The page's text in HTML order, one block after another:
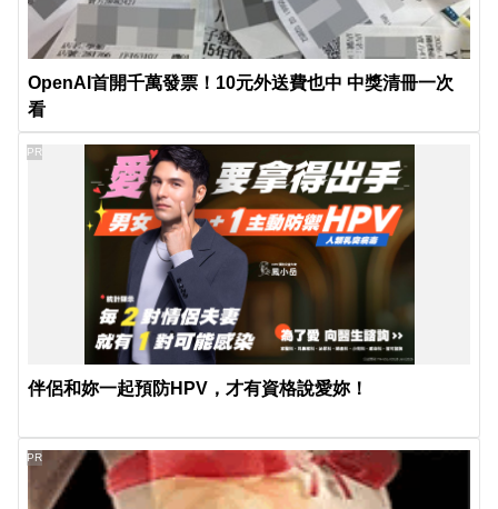
OpenAI首開千萬發票！10元外送費也中 中獎清冊一次
看
伴侶和妳一起預防HPV，才有資格說愛妳！
PR
PR